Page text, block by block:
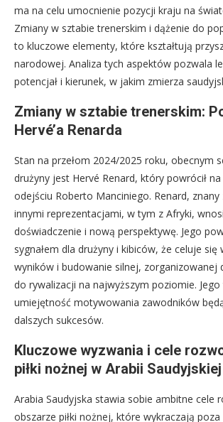
ma na celu umocnienie pozycji kraju na
Zmiany w sztabie trenerskim i dążenie do
to kluczowe elementy, które kształtują
narodowej. Analiza tych aspektów pozwala
potencjał i kierunek, w jakim zmierza
Zmiany w sztabie trenerskim:
Hervé’a Renarda
Stan na przełom 2024/2025 roku, obecnym
drużyny jest Hervé Renard, który powrócił
odejściu Roberto Manciniego. Renard,
innymi reprezentacjami, w tym z Afryki,
doświadczenie i nową perspektywę. Jego
sygnałem dla drużyny i kibiców, że celuje się
wyników i budowanie silnej, zorganizowanej
do rywalizacji na najwyższym poziomie.
umiejętność motywowania zawodników
dalszych sukcesów.
Kluczowe wyzwania i cele
piłki nożnej w Arabii Saudyjskiej
Arabia Saudyjska stawia sobie ambitne cele
obszarze piłki nożnej, które wykraczają